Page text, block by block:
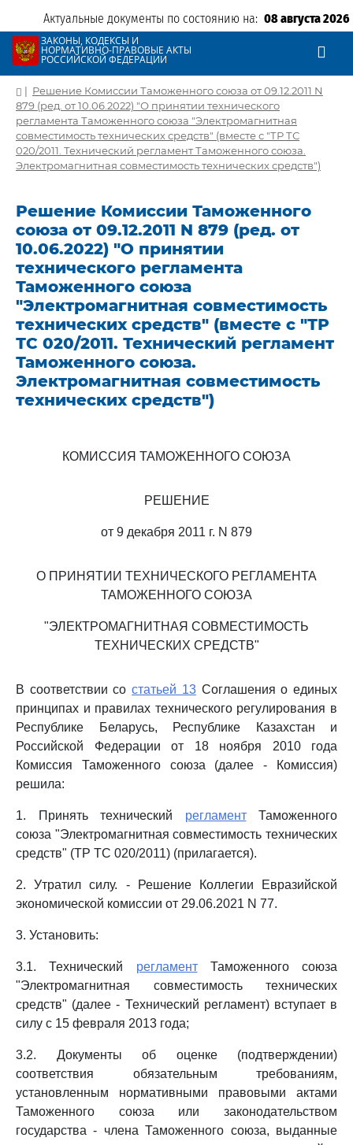
Актуальные документы по состоянию на: 08 августа 2026
ЗАКОНЫ, КОДЕКСЫ И
НОРМАТИВНО-ПРАВОВЫЕ АКТЫ
РОССИЙСКОЙ ФЕДЕРАЦИИ
| Решение Комиссии Таможенного союза от 09.12.2011 N
879 (ред. от 10.06.2022) "О принятии технического
регламента Таможенного союза "Электромагнитная
совместимость технических средств" (вместе с "ТР ТС
020/2011. Технический регламент Таможенного союза.
Электромагнитная совместимость технических средств")
Решение Комиссии Таможенного
союза от 09.12.2011 N 879 (ред. от
10.06.2022) "О принятии
технического регламента
Таможенного союза
"Электромагнитная совместимость
технических средств" (вместе с "ТР
ТС 020/2011. Технический регламент
Таможенного союза.
Электромагнитная совместимость
технических средств")
КОМИССИЯ ТАМОЖЕННОГО СОЮЗА
РЕШЕНИЕ
от 9 декабря 2011 г. N 879
О ПРИНЯТИИ ТЕХНИЧЕСКОГО РЕГЛАМЕНТА
ТАМОЖЕННОГО СОЮЗА
"ЭЛЕКТРОМАГНИТНАЯ СОВМЕСТИМОСТЬ
ТЕХНИЧЕСКИХ СРЕДСТВ"
В соответствии состатьей 13Соглашения о единых
принципах и правилах технического регулирования в
Республике Беларусь, Республике Казахстан и
Российской Федерации от 18 ноября 2010 года
Комиссия Таможенного союза (далее - Комиссия)
решила:
1. Принять технический регламентТаможенного
союза "Электромагнитная совместимость технических
средств" (ТР ТС 020/2011) (прилагается).
2. Утратил силу. - Решение Коллегии Евразийской
экономической комиссии от 29.06.2021 N 77.
3. Установить:
3.1. Технический регламентТаможенного союза
"Электромагнитная совместимость технических
средств" (далее - Технический регламент) вступает в
силу с 15 февраля 2013 года;
3.2. Документы об оценке (подтверждении)
соответствия обязательным требованиям,
установленным нормативными правовыми актами
Таможенного союза или законодательством
государства - члена Таможенного союза, выданные